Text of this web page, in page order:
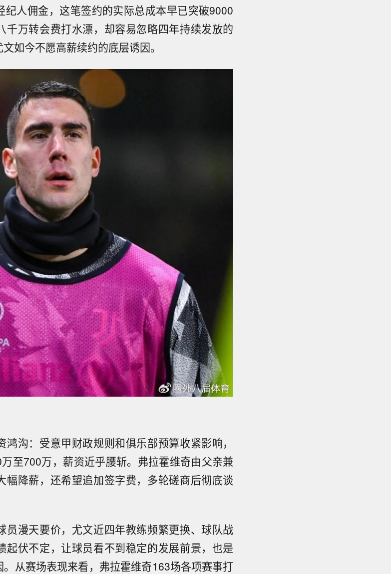
纪人佣金，这笔签约的实际总成本早已突破9000
千万转会费打水漂，却容易忽略四年持续发放的
如今不愿高薪续约的底层诱因。
沟：受意甲财政规则和俱乐部预算收紧影响，
至700万，薪资近乎腰斩。弗拉霍维奇由父亲兼
幅降薪，还希望追加签字费，多轮磋商后彻底谈
员漫天要价，尤文近四年教练频繁更换、球队战
起伏不定，让球员看不到稳定的发展前景，也是
从赛场表现来看，弗拉霍维奇163场各项赛事打